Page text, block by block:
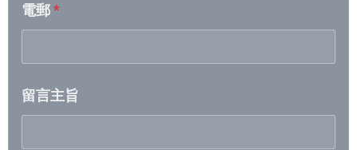
2026/5/19- 2026/5/25
2026/5/5- 2026/5/11
電郵*
留言主旨